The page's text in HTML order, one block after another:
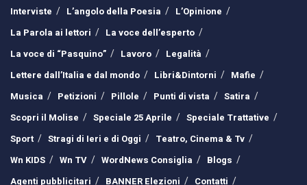
Interviste
L’angolo della Poesia
L’Opinione
La Parola ai lettori
La voce dell’esperto
La voce di “Pasquino”
Lavoro
Legalità
Lettere dall’Italia e dal mondo
Libri&Dintorni
Mafie
Musica
Petizioni Pillole Punti di vista
Satira
Scopri il Molise
Speciale 25 Aprile
Speciale Trattative
Sport
Stragi di Ieri e di Oggi
Teatro, Cinema & Tv
Wn KIDS
Wn TV WordNews Consiglia
Blogs
Agenti pubblicitari
BANNER Elezioni Contatti